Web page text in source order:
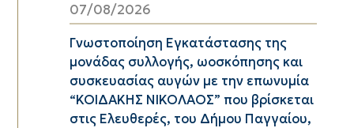
07/08/2026
Γνωστοποίηση Εγκατάστασης της
μονάδας συλλογής, ωοσκόπησης και
συσκευασίας αυγών με την επωνυμία
“ΚΟΙΔΑΚΗΣ ΝΙΚΟΛΑΟΣ” που βρίσκεται
στις Ελευθερές, του Δήμου Παγγαίου,